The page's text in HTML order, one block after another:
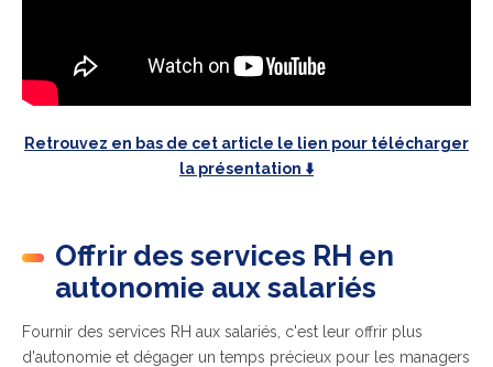
Retrouvez en bas de cet article le lien pour télécharger
la présentation ⬇️
Offrir des services RH en
autonomie aux salariés
Fournir des services RH aux salariés, c'est leur offrir plus
d'autonomie et dégager un temps précieux pour les managers